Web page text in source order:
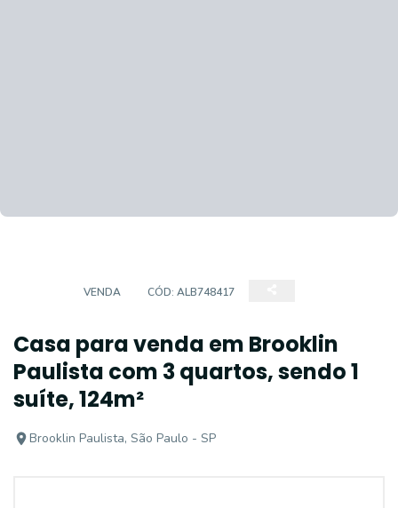
VENDA CÓD: ALB748417
Casa para venda em Brooklin
Paulista com 3 quartos, sendo 1
suíte, 124m²
Brooklin Paulista, São Paulo - SP